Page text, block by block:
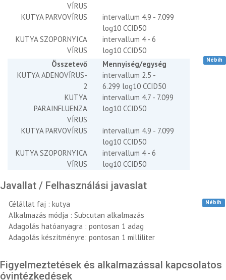
VÍRUS
KUTYA PARVOVÍRUS
intervallum 4.9 - 7.099
log10 CCID50
KUTYA SZOPORNYICA
VÍRUS
intervallum 4 - 6
log10 CCID50
Összetevő
Mennyiség/egység
KUTYA ADENOVÍRUS-
2
intervallum 2.5 -
6.299 log10 CCID50
KUTYA
PARAINFLUENZA
VÍRUS
intervallum 4.7 - 7.099
log10 CCID50
KUTYA PARVOVÍRUS
intervallum 4.9 - 7.099
log10 CCID50
KUTYA SZOPORNYICA
VÍRUS
intervallum 4 - 6
log10 CCID50
Nébih
Javallat / Felhasználási javaslat
Célállat faj : kutya
Alkalmazás módja : Subcutan alkalmazás
Adagolás hatóanyagra : pontosan 1 adag
Adagolás készítményre: pontosan 1 milliliter
Nébih
Figyelmeztetések és alkalmazással kapcsolatos
óvintézkedések